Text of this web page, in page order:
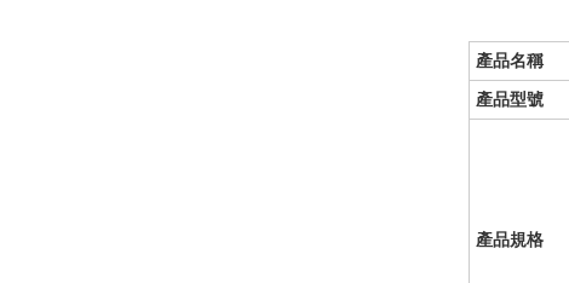
產品名稱
產品型號
產品規格